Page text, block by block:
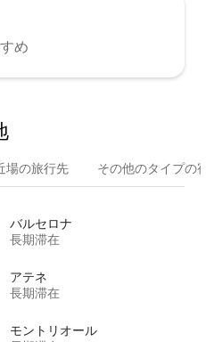
め
場の旅行先 その他のタ⁠イ⁠プ⁠の
バルセロナ
長期滞在
アテネ
長期滞在
モントリオール